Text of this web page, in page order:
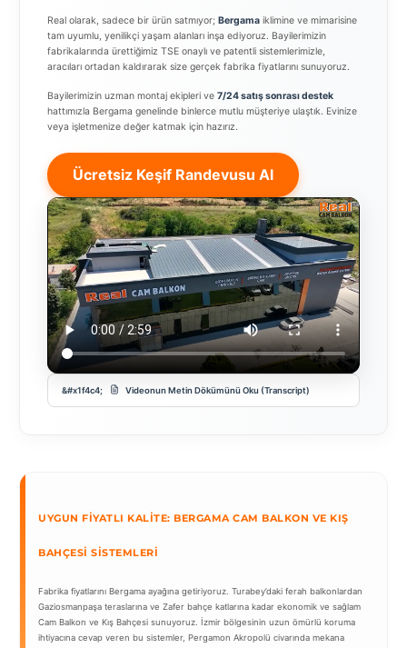
Real olarak, sadece bir ürün satmıyor; Bergama iklimine ve mimarisine
tam uyumlu, yenilikçi yaşam alanları inşa ediyoruz. Bayilerimizin
fabrikalarında ürettiğimiz TSE onaylı ve patentli sistemlerimizle,
aracıları ortadan kaldırarak size gerçek fabrika fiyatlarını sunuyoruz.
Bayilerimizin uzman montaj ekipleri ve 7/24 satış sonrası destek
hattımızla Bergama genelinde binlerce mutlu müşteriye ulaştık. Evinize
veya işletmenize değer katmak için hazırız.
Ücretsiz Keşif Randevusu Al
Videonun Metin Dökümünü Oku (Transcript)
UYGUN FIYATLI KALITE: BERGAMA CAM BALKON VE KIŞ
BAHÇESI SISTEMLERI
Fabrika fiyatlarını Bergama ayağına getiriyoruz. Turabey’daki ferah balkonlardan
Gaziosmanpaşa teraslarına ve Zafer bahçe katlarına kadar ekonomik ve sağlam
Cam Balkon ve Kış Bahçesi sunuyoruz. İzmir bölgesinin uzun ömürlü koruma
ihtiyacına cevap veren bu sistemler, Pergamon Akropolü civarında mekana